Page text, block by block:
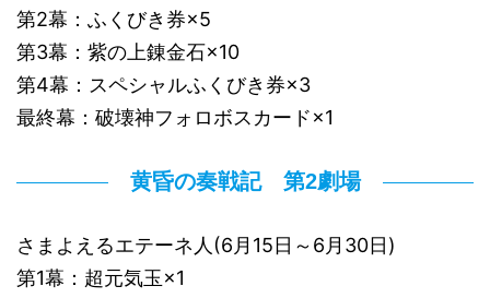
第2幕：ふくびき券×5
第3幕：紫の上錬金石×10
第4幕：スペシャルふくびき券×3
最終幕：破壊神フォロボスカード×1
黄昏の奏戦記 第2劇場
さまよえるエテーネ人(6月15日～6月30日)
第1幕：超元気玉×1